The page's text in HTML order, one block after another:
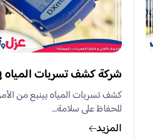
شركة كشف تسربات المياه
كشف تسربات المياه بينبع من
للحفاظ على سلامة…
المزيد